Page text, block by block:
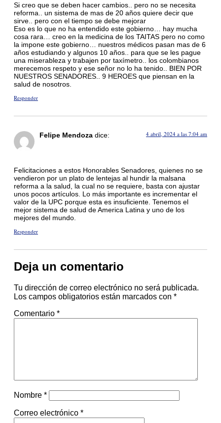
Si creo que se deben hacer cambios.. pero no se necesita
reforma.. un sistema de mas de 20 años quiere decir que
sirve.. pero con el tiempo se debe mejorar
Eso es lo que no ha entendido este gobierno… hay mucha
cosa rara… creo en la medicina de los TAITAS pero no como
la impone este gobierno… nuestros médicos pasan mas de 6
años estudiando y algunos 10 años.. para que se les pague
una miserableza y trabajen por taxímetro.. los colombianos
merecemos respeto y ese señor no lo ha tenido.. BIEN POR
NUESTROS SENADORES.. 9 HEROES que piensan en la
salud de nosotros.
Responder
Felipe Mendoza dice: 4 abril, 2024 a las 7:04 am
Felicitaciones a estos Honorables Senadores, quienes no se
vendieron por un plato de lentejas al hundir la malsana
reforma a la salud, la cual no se requiere, basta con ajustar
unos pocos artículos. Lo más importante es incrementar el
valor de la UPC porque esta es insuficiente. Tenemos el
mejor sistema de salud de America Latina y uno de los
mejores del mundo.
Responder
Deja un comentario
Tu dirección de correo electrónico no será publicada.
Los campos obligatorios están marcados con *
Comentario *
Nombre *
Correo electrónico *